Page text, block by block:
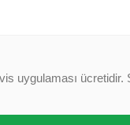
uygulaması